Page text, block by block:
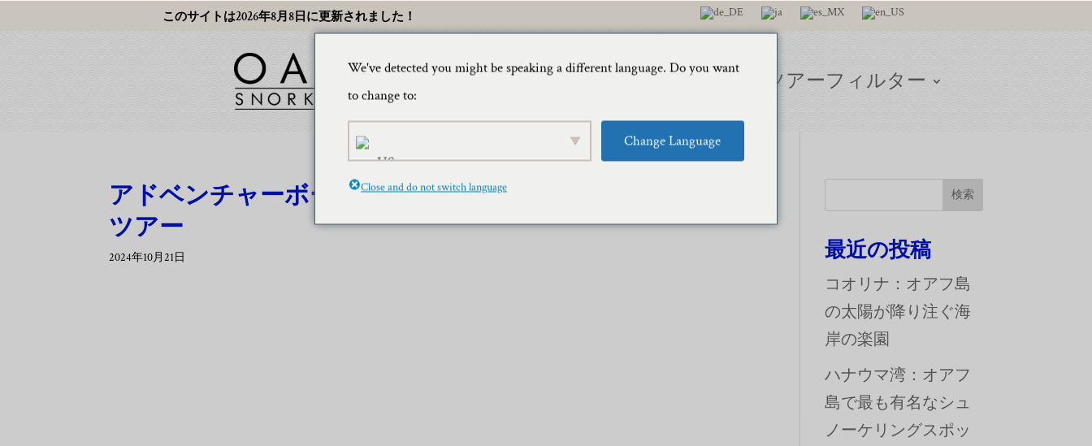
このサイトは2026年8月8日に更新されました！
家 旅行ブログ ツアーフィルター
アドベンチャーボート – アドベンチャー / シュノーケル
ツアー
2024年10月21日
検索
最近の投稿
コオリナ：オアフ島
の太陽が降り注ぐ海
岸の楽園
ハナウマ湾：オアフ
島で最も有名なシュ
ノーケリングスポッ
We've detected you might be speaking a different language. Do you want
to change to:
Change Language
Close and do not switch language